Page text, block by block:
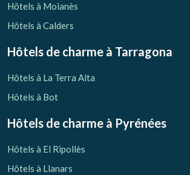
Hôtels à Moianès
Hôtels à Calders
Hôtels de charme à Tarragona
Hôtels à La Terra Alta
Hôtels à Bot
Hôtels de charme à Pyrénées
Hôtels à El Ripollès
Hôtels à Llanars